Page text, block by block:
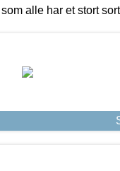
som alle har et stort